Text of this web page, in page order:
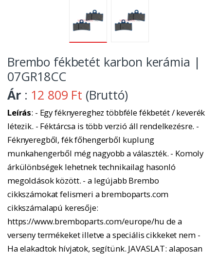
Brembo fékbetét karbon kerámia |
07GR18CC
Ár : 12 809 Ft (Bruttó)
Leírás: - Egy féknyereghez többféle fékbetét / keverék
létezik. - Féktárcsa is több verzió áll rendelkezésre. -
Féknyeregből, fék főhengerből kuplung
munkahengerből még nagyobb a választék. - Komoly
árkülönbségek lehetnek technikailag hasonló
megoldások között. - a legújabb Brembo
cikkszámokat felismeri a bremboparts.com
cikkszámalapú keresője:
https://www.bremboparts.com/europe/hu de a
verseny termékeket illetve a speciális cikkeket nem -
Ha elakadtok hívjatok, segítünk. JAVASLAT: alaposan